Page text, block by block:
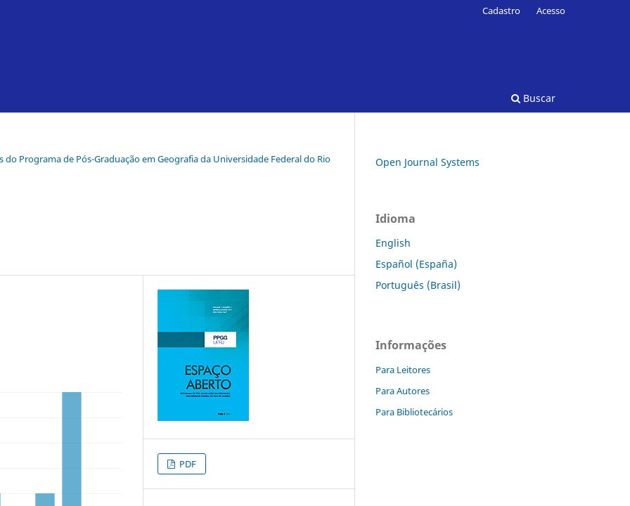
Buscar
Cadastro Acesso
do Programa de Pós-Graduação em Geografia da Universidade Federal do Rio
PDF
Open Journal Systems
Idioma
English
Español (España)
Português (Brasil)
Informações
Para Leitores
Para Autores
Para Bibliotecários